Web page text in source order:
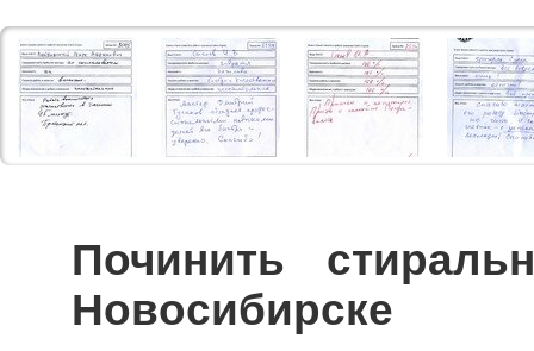
Починить
Новосибирске